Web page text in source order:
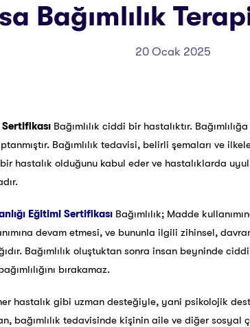
Bağımlılık
20 Ocak 2025
Sertifikası Bağımlılık ciddi bir hastalıktır.
Bağımlılık tedavisi, belirli şemaları ve
bir hastalık olduğunu kabul eder ve hastalıklarda
Eğitimi Sertifikası Bağımlılık; Madde
devam etmesi, ve bununla ilgili zihinsel,
Bağımlılık oluştuktan sonra insan beyninde
bırakamaz.
her hastalık gibi uzman desteğiyle, yani psikolojik
bağımlılık tedavisinde kişinin aile ve diğer sosyal